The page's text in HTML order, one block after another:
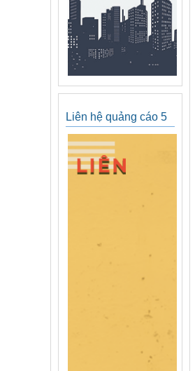
Liên hệ quảng cáo 5